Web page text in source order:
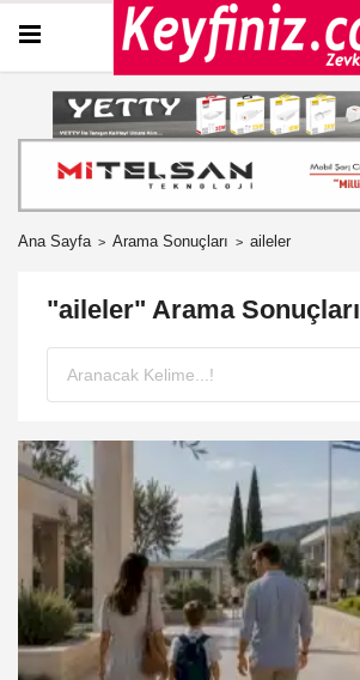
Ana Sayfa Arama Sonuçları aileler
"aileler" Arama Sonuçları